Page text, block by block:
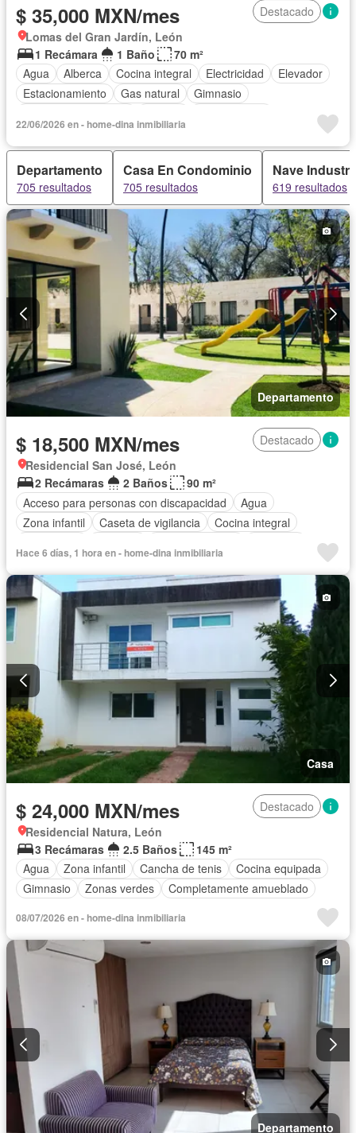
$ 35,000 MXN/mes
Destacado
Lomas del Gran Jardín, León
1 Recámara
1 Baño
70 m²
Agua
Alberca Cocina integral Electricidad
Elevador
Estacionamiento
Gas natural
Gimnasio
Completamente amueblado
22/06/2026 en - home-dina inmibiliaria
Departamento
705 resultados
Casa En Condominio
705 resultados
Nave
619 resultados
Departamento
$ 18,500 MXN/mes
Destacado
Residencial San José, León
2 Recámaras
2 Baños
90 m²
Acceso para personas con discapacidad
Agua
Zona infantil
Caseta de vigilancia
Cocina integral
Completamente amueblado
Hace 6 días, 1 hora en - home-dina inmibiliaria
Casa
$ 24,000 MXN/mes
Destacado
Residencial Natura, León
3 Recámaras
2.5 Baños
145 m²
Agua
Zona infantil Cancha de tenis
Cocina equipada
Gimnasio
Zonas verdes Completamente amueblado
08/07/2026 en - home-dina inmibiliaria
Departamento